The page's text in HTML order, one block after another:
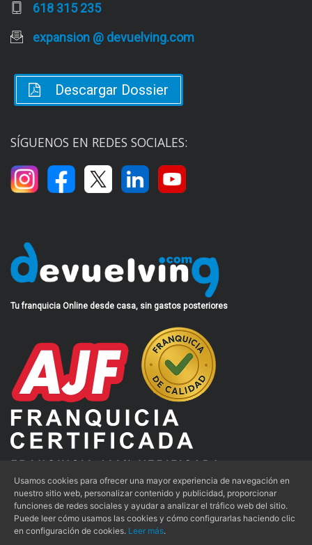
618 315 235
expansion @ devuelving.com
Descargar Dossier
SÍGUENOS EN REDES SOCIALES:
Tu franquicia Online desde casa, sin gastos posteriores
Aviso Legal | Condiciones de Uso | Política de Privacidad |
Política de Cookies
Usamos cookies para ofrecer una mayor experiencia de navegación en
nuestro sitio web, personalizar contenido y publicidad, proporcionar
funciones de redes sociales y ayudar a analizar el tráfico web del sitio.
Puede leer cómo usamos las cookies y cómo configurarlas haciendo clic
en configuración de cookies. Leer más.